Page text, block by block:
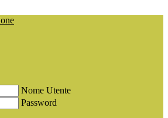
Nome Utente
Password